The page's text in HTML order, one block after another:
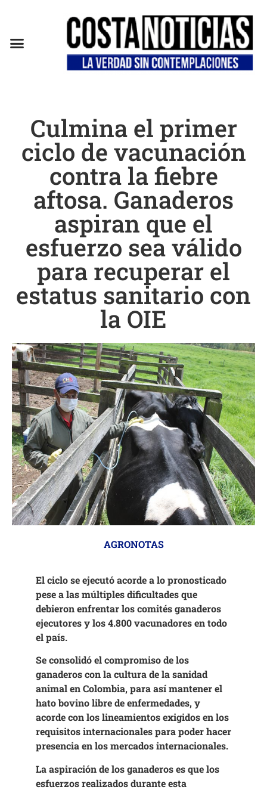
Culmina el primer
ciclo de vacunación
contra la fiebre
aftosa. Ganaderos
aspiran que el
esfuerzo sea válido
para recuperar el
estatus sanitario con
la OIE
AGRONOTAS
El ciclo se ejecutó acorde a lo pronosticado
pese a las múltiples dificultades que
debieron enfrentar los comités ganaderos
ejecutores y los 4.800 vacunadores en todo
el país.
Se consolidó el compromiso de los
ganaderos con la cultura de la sanidad
animal en Colombia, para así mantener el
hato bovino libre de enfermedades, y
acorde con los lineamientos exigidos en los
requisitos internacionales para poder hacer
presencia en los mercados internacionales.
La aspiración de los ganaderos es que los
esfuerzos realizados durante esta